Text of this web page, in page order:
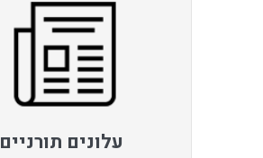
עלונים תורניים